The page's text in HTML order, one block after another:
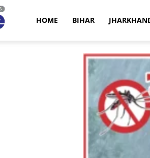
HOME BIHAR